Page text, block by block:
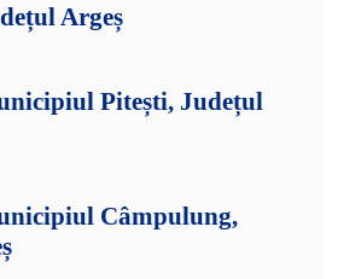
Argeș
Pitești, Județul
Câmpulung,